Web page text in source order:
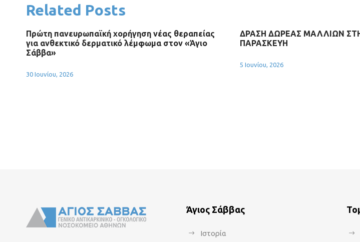
Related Posts
Πρώτη πανευρωπαϊκή χορήγηση νέας θεραπείας
για ανθεκτικό δερματικό λέμφωμα στον «Άγιο
Σάββα»
30 Ιουνίου, 2026
ΔΡΑΣΗ ΔΩΡΕΑΣ ΜΑΛΛΙΩΝ
ΠΑΡΑΣΚΕΥΗ
5 Ιουνίου, 2026
Άγιος Σάββας
Ιστορία